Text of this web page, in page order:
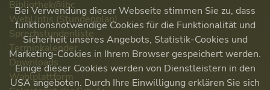
Bibliothek@ibc
WebUntis (Stundenplan)
Sprechstundenliste
Terminkalender
Downloads
Wahlplattform
Bei Verwendung dieser Webseite stimmen Sie zu, dass
funktionsnotwendige Cookies für die Funktionalität und
Sicherheit unseres Angebots, Statistik-Cookies und
Marketing-Cookies in Ihrem Browser gespeichert werden.
Einige dieser Cookies werden von Dienstleistern in den
USA angeboten. Durch Ihre Einwilligung erklären Sie sich